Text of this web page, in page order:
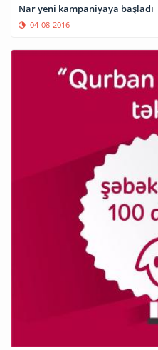
Nar yeni kampaniyaya başladı
04-08-2016